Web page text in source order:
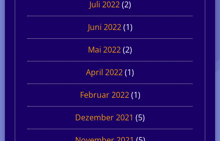
Juli 2022(2)
Juni 2022(1)
Mai 2022(2)
April 2022(1)
Februar 2022(1)
Dezember 2021 (5)